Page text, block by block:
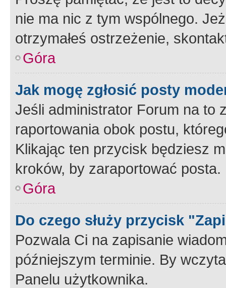
nie ma nic z tym wspólnego.
otrzymałeś ostrzeżenie,
Góra
Jak mogę zgłosić posty
Jeśli administrator Forum na to
raportowania obok postu,
Klikając ten przycisk będziesz
kroków, by zaraportować posta.
Góra
Do czego służy przycisk
Pozwala Ci na zapisanie
późniejszym terminie. By
Panelu użytkownika.